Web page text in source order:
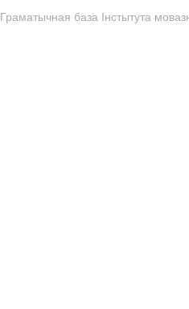
Граматычная база Інстытута